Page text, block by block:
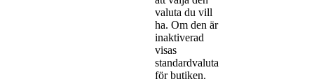
valuta du vill
ha. Om den är
inaktiverad
visas
standardvaluta
för butiken.